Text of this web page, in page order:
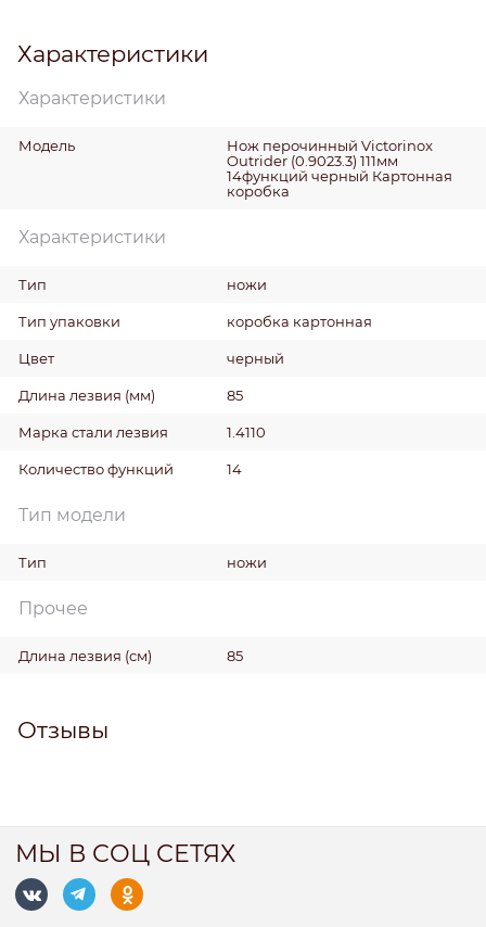
Характеристики
Характеристики
Модель
Нож перочинный Victorinox
Outrider (0.9023.3) 111мм
14функций черный Картонная
коробка
Характеристики
Тип ножи
Тип упаковки коробка картонная
Цвет черный
Длина лезвия (мм) 85
Марка стали лезвия 1.4110
Количество функций 14
Тип модели
Тип ножи
Прочее
Длина лезвия (см) 85
Отзывы
МЫ В СОЦ СЕТЯХ